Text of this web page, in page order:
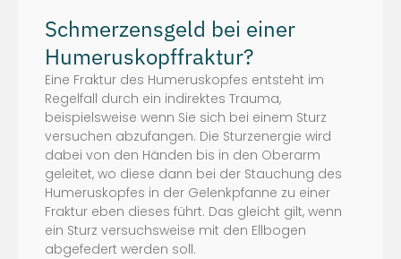
Schmerzensgeld bei einer
Humeruskopffraktur?
Eine Fraktur des Humeruskopfes entsteht im
Regelfall durch ein indirektes Trauma,
beispielsweise wenn Sie sich bei einem Sturz
versuchen abzufangen. Die Sturzenergie wird
dabei von den Händen bis in den Oberarm
geleitet, wo diese dann bei der Stauchung des
Humeruskopfes in der Gelenkpfanne zu einer
Fraktur eben dieses führt. Das gleicht gilt, wenn
ein Sturz versuchsweise mit den Ellbogen
abgefedert werden soll.